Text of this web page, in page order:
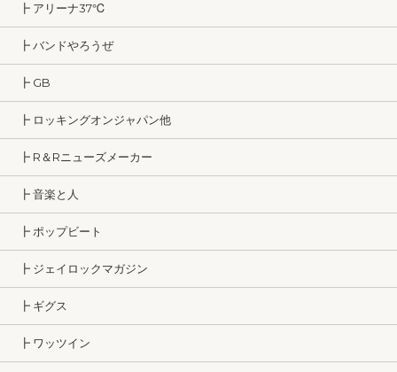
┣ アリーナ37℃
┣ バンドやろうぜ
┣ GB
┣ ロッキングオンジャパン他
┣ R＆Rニューズメーカー
┣ 音楽と人
┣ ポップビート
┣ ジェイロックマガジン
┣ ギグス
┣ ワッツイン